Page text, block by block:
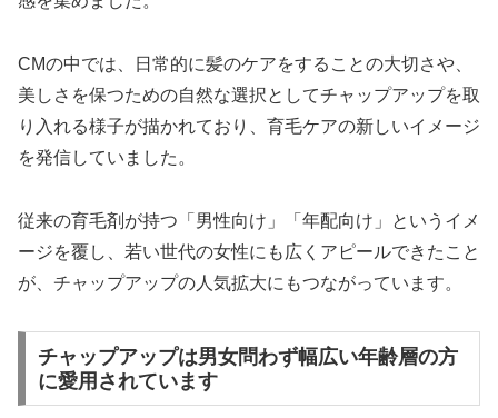
CMの中では、日常的に髪のケアをすることの大切さや、
美しさを保つための自然な選択としてチャップアップを取
り入れる様子が描かれており、育毛ケアの新しいイメージ
を発信していました。
従来の育毛剤が持つ「男性向け」「年配向け」というイメ
ージを覆し、若い世代の女性にも広くアピールできたこと
が、チャップアップの人気拡大にもつながっています。
チャップアップは男女問わず幅広い年齢層の方
に愛用されています